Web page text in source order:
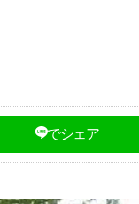
でシェア